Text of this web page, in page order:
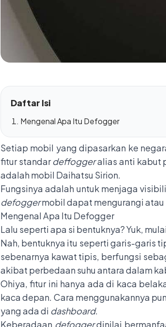
Daftar Isi
Mengenal Apa Itu Defogger
Setiap mobil yang dipasarkan ke
fitur standardeffoggeralias anti kabut
adalah mobil Daihatsu Sirion.
Fungsinya adalah untuk menjaga
defoggermobil dapat mengurangi atau
Mengenal Apa Itu Defogger
Lalu seperti apa si bentuknya? Yuk,
Nah, bentuknya itu seperti garis-garis
sebenarnya kawat tipis, berfungsi
akibat perbedaan suhu antara dalam
Ohiya, fitur ini hanya ada di kaca
kaca depan. Cara menggunakannya
yang ada di dashboard.
Keberadaan defoggerdinilai